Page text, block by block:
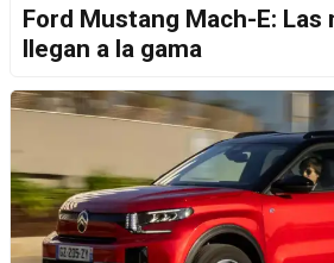
Ford Mustang Mach-E: Las
llegan a la gama